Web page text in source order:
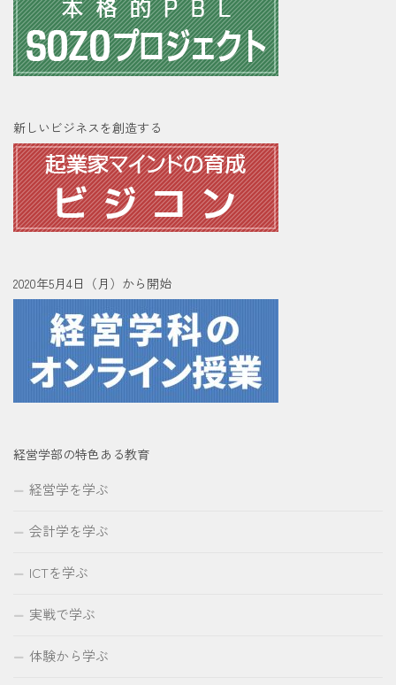
新しいビジネスを創造する
2020年5月4日（月）から開始
経営学部の特色ある教育
経営学を学ぶ
会計学を学ぶ
ICTを学ぶ
実戦で学ぶ
体験から学ぶ